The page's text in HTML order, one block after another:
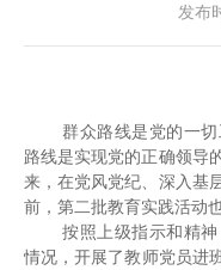
发布
群众路线是党的一
路线是实现党的正确领导
来，在党风党纪、深入基
前，第二批教育实践活动
按照上级指示和精
情况，开展了教师党员